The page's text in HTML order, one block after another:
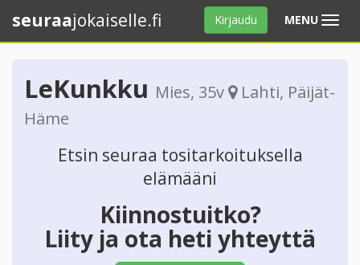
MENU Avaa
valikko
seuraajokaiselle.fi Kirjaudu
LeKunkku Mies, 35v Lahti, Päijät-
Häme
Etsin seuraa tositarkoituksella
elämääni
Kiinnostuitko?
Liity ja ota heti yhteyttä